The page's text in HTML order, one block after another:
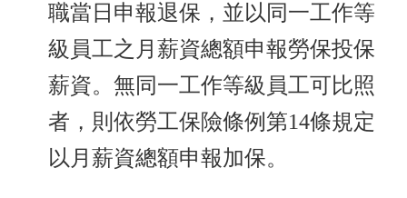
職當日申報退保，並以同一工作等
級員工之月薪資總額申報勞保投保
薪資。無同一工作等級員工可比照
者，則依勞工保險條例第14條規定
以月薪資總額申報加保。